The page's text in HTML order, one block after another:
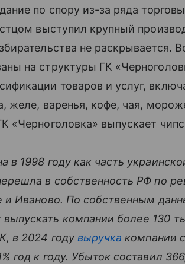
по спору из-за ряда
выступил крупный
не раскрывается.
на структуры ГК
товаров и услуг,
желе, варенья, кофе, чая,
«Черноголовка» выпускает
в 1998 году как часть
в собственность РФ по
и Иваново. По собственным
компании более 130
в 2024 году выручка компании
год к году. Убыток составил